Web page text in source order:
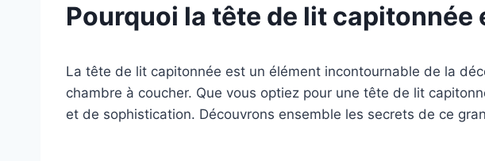
Pourquoi la tête de lit
La tête de lit capitonnée est un élément incontournable de la
chambre à coucher. Que vous optiez pour une tête de lit
et de sophistication. Découvrons ensemble les secrets de ce